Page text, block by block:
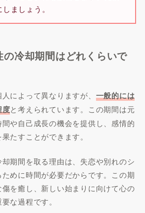
ましょう。
の冷却期間はどれくらいで
によって異なりますが、 一般的には
度と考えられています。この期間は元
や自己成長の機会を提供し、感情的
たすことができます。
期間を取る理由は、失恋や別れのシ
めに時間が必要だからです。この期
を癒し、新しい始まりに向けて心の
な過程です。